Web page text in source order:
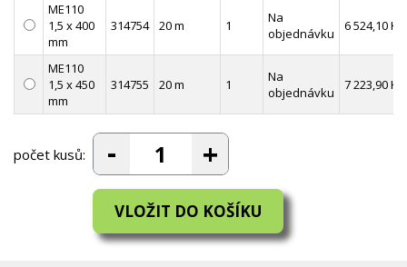
ME110
1,5 x 400
mm
314754 20 m 1
Na
objednávku
6 524,10 Kč
ME110
1,5 x 450
mm
314755 20 m 1
Na
objednávku
7 223,90 Kč
počet kusů: